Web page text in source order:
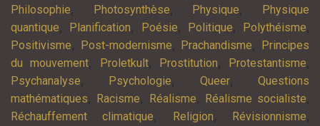
Philosophie, Photosynthèse, Physique, Physique
quantique, Planification, Poésie, Politique, Polythéisme,
Positivisme, Post-modernisme, Prachandisme, Principes
du mouvement, Proletkult, Prostitution, Protestantisme,
Psychanalyse, Psychologie, Queer,Questions
mathématiques, Racisme, Réalisme, Réalisme socialiste,
Réchauffement climatique, Religion, Révisionnisme,